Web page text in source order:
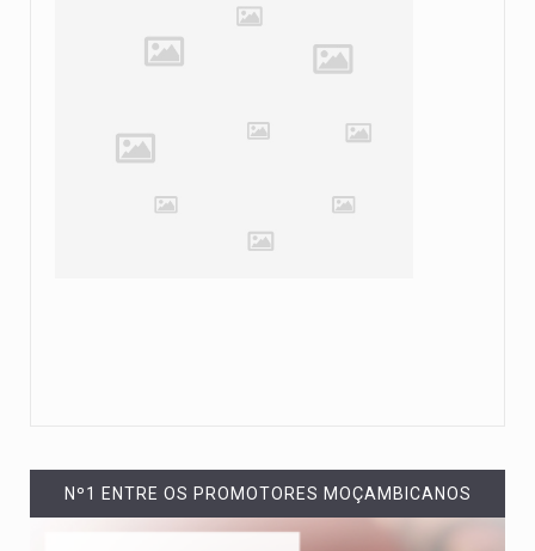
Nº1 ENTRE OS PROMOTORES MOÇAMBICANOS